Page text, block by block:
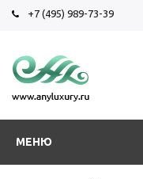
+7 (495) 989-73-39
МЕНЮ